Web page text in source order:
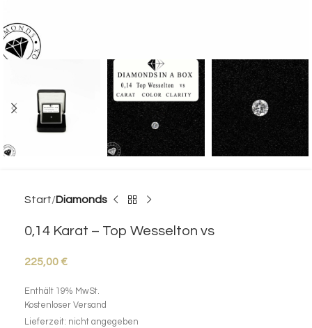
Start Diamonds
0,14 Karat – Top Wesselton vs
225,00€
Enthält 19% MwSt.
Kostenloser Versand
Lieferzeit: nicht angegeben